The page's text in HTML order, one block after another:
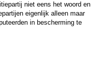
niet eens het woord en
eigenlijk alleen maar
in bescherming te